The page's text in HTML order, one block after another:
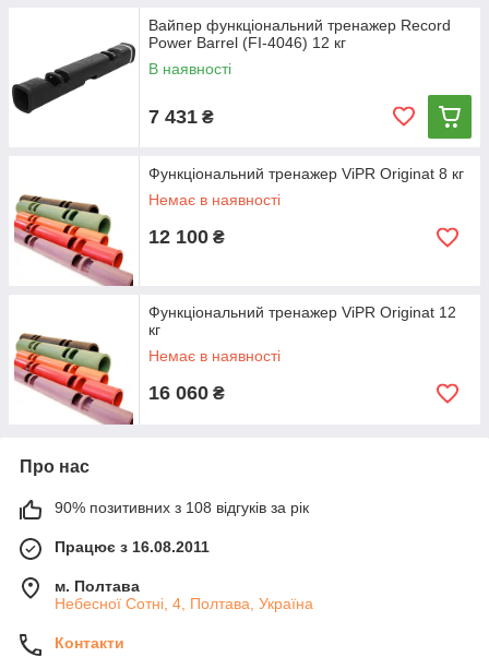
Вайпер функціональний тренажер Record
Power Barrel (FI-4046) 12 кг
В наявності
7 431 ₴
Функціональний тренажер ViPR Originat 8 кг
Немає в наявності
12 100 ₴
Функціональний тренажер ViPR Originat 12
кг
Немає в наявності
16 060 ₴
Про нас
90% позитивних з 108 відгуків за рік
Працює з 16.08.2011
м. Полтава
Небесної Сотні, 4, Полтава, Україна
Контакти